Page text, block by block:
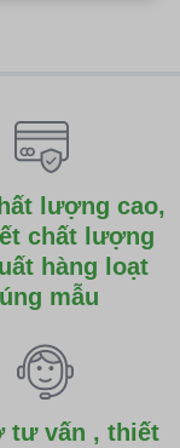
lượng cao,
chất lượng
hàng loạt
mẫu
tư vấn , thiết